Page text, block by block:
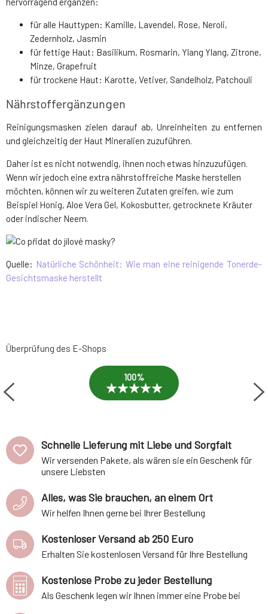
für alle Hauttypen: Kamille, Lavendel, Rose, Neroli,
Zedernholz, Jasmin
für fettige Haut: Basilikum, Rosmarin, Ylang Ylang, Zitrone,
Minze, Grapefruit
für trockene Haut: Karotte, Vetiver, Sandelholz, Patchouli
Nährstoffergänzungen
Reinigungsmasken zielen darauf ab, Unreinheiten zu entfernen
und gleichzeitig der Haut Mineralien zuzuführen.
Daher ist es nicht notwendig, ihnen noch etwas hinzuzufügen.
Wenn wir jedoch eine extra nährstoffreiche Maske herstellen
möchten, können wir zu weiteren Zutaten greifen, wie zum
Beispiel Honig, Aloe Vera Gel, Kokosbutter, getrocknete Kräuter
oder indischer Neem.
Quelle: Natürliche Schönheit: Wie man eine reinigende Tonerde-
Gesichtsmaske herstellt
Überprüfung des E-Shops
100%
Schnelle Lieferung mit Liebe und Sorgfalt
Wir versenden Pakete, als wären sie ein Geschenk für
unsere Liebsten
Alles, was Sie brauchen, an einem Ort
Wir helfen Ihnen gerne bei Ihrer Bestellung
Kostenloser Versand ab 250 Euro
Erhalten Sie kostenlosen Versand für Ihre Bestellung
Kostenlose Probe zu jeder Bestellung
Als Geschenk legen wir Ihnen immer eine Probe bei